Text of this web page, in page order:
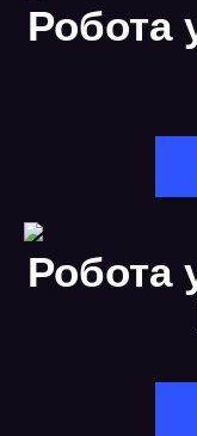
Робота
Робота